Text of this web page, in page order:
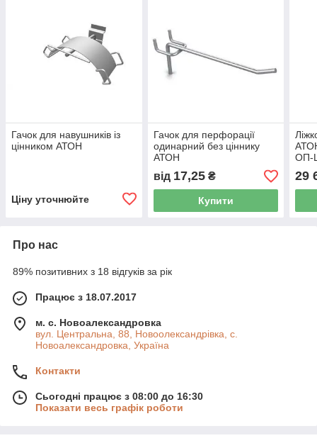
Гачок для навушників із
цінником АТОН
Ціну уточнюйте
Гачок для перфорації
одинарний без ціннику
АТОН
від 17,25₴
Купити
ОП-
29
Про нас
89% позитивних з 18 відгуків за рік
Працює з 18.07.2017
м. с. Новоалександровка
вул. Центральна, 88, Новоолександрівка, с.
Новоалександровка, Україна
Контакти
Сьогодні працює з 08:00 до 16:30
Показати весь графік роботи